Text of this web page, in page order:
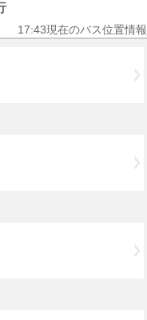
17:43現在のバス位置情報